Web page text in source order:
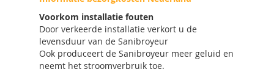
Voorkom installatie fouten
Door verkeerde installatie verkort u de
levensduur van de Sanibroyeur
Ook produceert de Sanibroyeur meer geluid en
neemt het stroomverbruik toe.